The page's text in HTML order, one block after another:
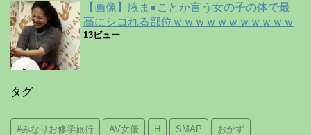
【画像】腋ま●ことか言う女の子の体で最
高にシコれる部位ｗｗｗｗｗｗｗｗｗｗｗ
13ビュー
タグ
#みなりお修学旅行 AV女優 H SMAP おかず